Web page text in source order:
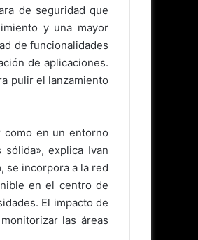
de seguridad que
y una mayor
de funcionalidades
de aplicaciones.
pulir el lanzamiento
como en un entorno
explica Ivan
se incorpora a la red
en el centro de
El impacto de
las áreas